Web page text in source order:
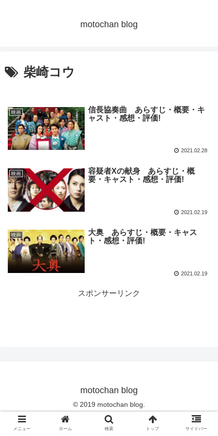
motochan blog
柴崎コウ
映画
信長協奏曲 あらすじ・概要・キ
ャスト・感想・評価!
2021.02.28
映画
容疑者Xの献身 あらすじ・概
要・キャスト・感想・評価!
2021.02.19
映画
大奥 あらすじ・概要・キャス
ト・感想・評価!
2021.02.19
スポンサーリンク
motochan blog
© 2019 motochan blog.
メニュー ホーム 検索 トップ サイドバー